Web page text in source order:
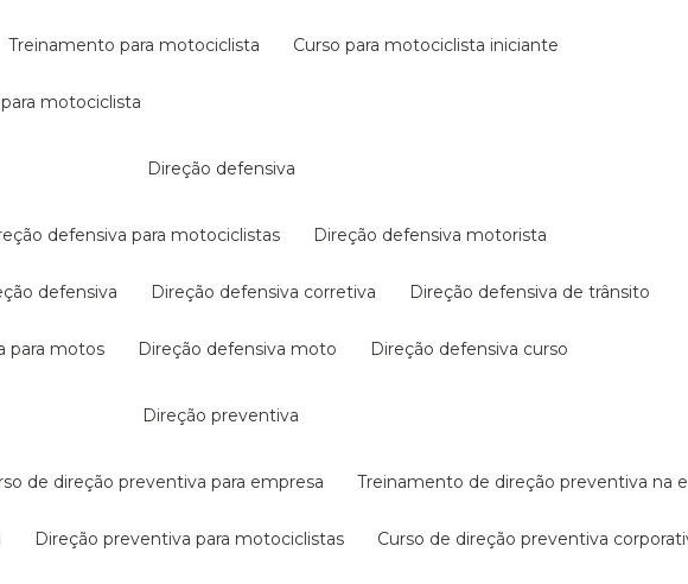
treinamento para motociclista curso para motociclista iniciante
para motociclista
direção defensiva
defensiva para motociclistas direção defensiva motorista
defensiva direção defensiva corretiva direção defensiva de trânsito
para motos direção defensiva moto direção defensiva curso
direção preventiva
de direção preventiva para empresa treinamento de direção preventiva na
direção preventiva para motociclistas curso de direção preventiva